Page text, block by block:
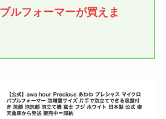
ルフォーマーが買えま